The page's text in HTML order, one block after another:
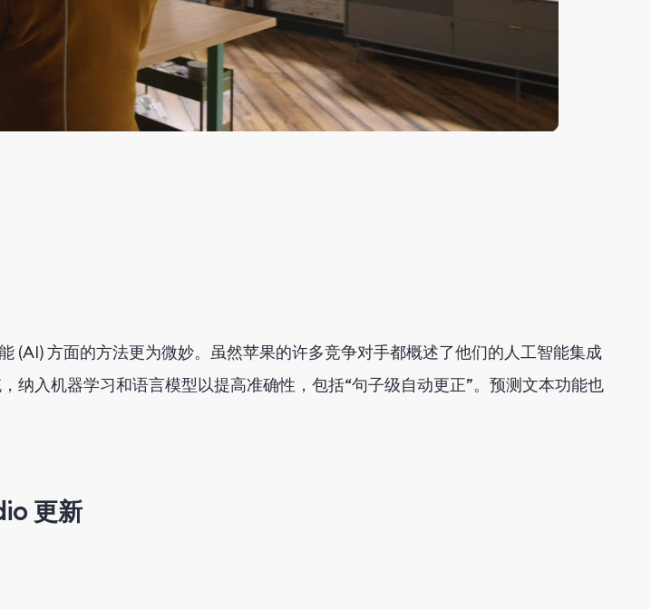
(AI) 方面的方法更为微妙。虽然苹果的许多竞争对手都概述了他们的人工智能集成
入机器学习和语言模型以提高准确性，包括“句子级自动更正”。预测文本功能也
更新